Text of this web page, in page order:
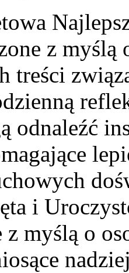
z myślą
treści
odnaleźć
i
myślą o